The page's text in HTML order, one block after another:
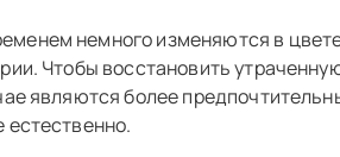
немного изменяются в
Чтобы восстановить
являются более